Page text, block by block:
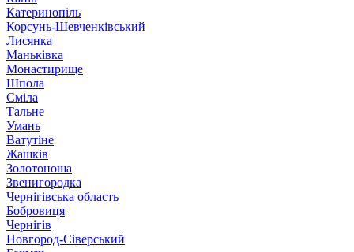
Катеринопіль
Корсунь-Шевченківський
Лисянка
Маньківка
Монастирище
Шпола
Сміла
Тальне
Умань
Ватутіне
Жашків
Золотоноша
Звенигородка
Чернігівська область
Бобровиця
Чернігів
Новгород-Сіверський